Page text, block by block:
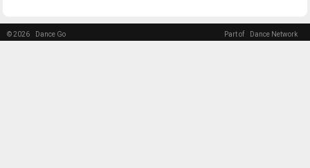
© 2026 Dance Go Part of Dance Network